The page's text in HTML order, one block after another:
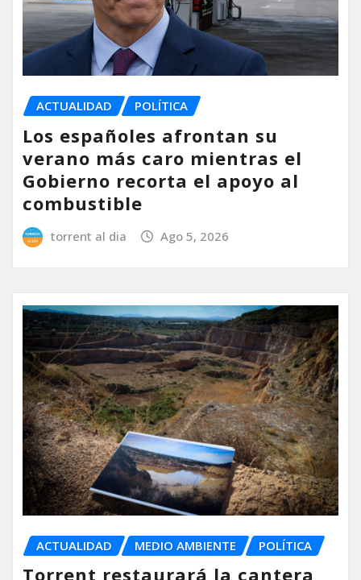
ACTUALIDAD POLÍTICA
Los españoles afrontan su
verano más caro mientras el
Gobierno recorta el apoyo al
combustible
torrent al dia Ago 5, 2026
ACTUALIDAD MEDIO AMBIENTE POLÍTICA
Torrent restaurará la cantera